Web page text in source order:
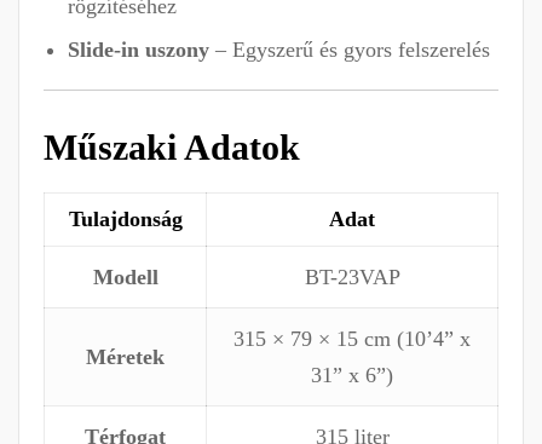
rögzítéséhez
Slide-in uszony – Egyszerű és gyors felszerelés
Műszaki Adatok
Tulajdonság Adat
Modell BT-23VAP
Méretek
315 × 79 × 15 cm (10’4” x
31” x 6”)
Térfogat 315 liter